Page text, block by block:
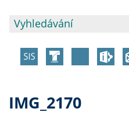
IMG_2170